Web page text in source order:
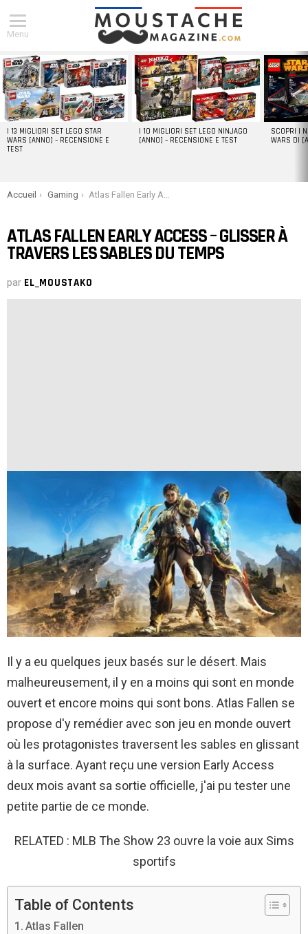
Menu
DERNIERS
ARTICLES
I 13 MIGLIORI SET LEGO STAR
WARS [ANNO] – RECENSIONE E
TEST
I 10 MIGLIORI SET LEGO NINJAGO
[ANNO] – RECENSIONE E TEST
SCOPRI I
WARS DI
You are here:
Accueil Gaming Atlas Fallen Early Access – Glisser à travers les sables du temps
ATLAS FALLEN EARLY ACCESS – GLISSER À
TRAVERS LES SABLES DU TEMPS
par EL_MOUSTAKO
Il y a eu quelques jeux basés sur le désert. Mais
malheureusement, il y en a moins qui sont en monde
ouvert et encore moins qui sont bons. Atlas Fallen se
propose d'y remédier avec son jeu en monde ouvert
où les protagonistes traversent les sables en glissant
à la surface. Ayant reçu une version Early Access
deux mois avant sa sortie officielle, j'ai pu tester une
petite partie de ce monde.
RELATED : MLB The Show 23 ouvre la voie aux Sims
sportifs
Table of Contents
Atlas Fallen